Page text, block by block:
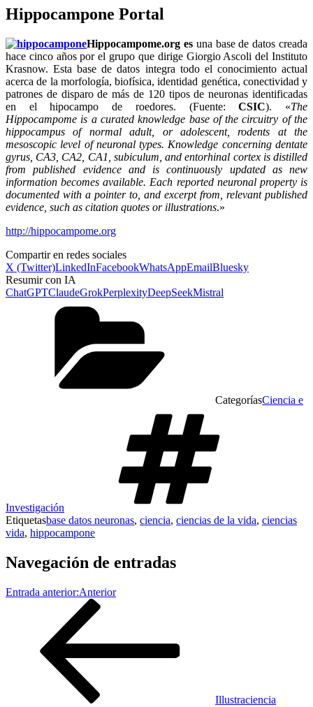
Hippocampone Portal
Hippocampome.org esuna base de datos creada
hace cinco años por el grupo que dirige Giorgio Ascoli del Instituto
Krasnow. Esta base de datos integra todo el conocimiento actual
acerca de la morfología, biofísica, identidad genética, conectividad y
patrones de disparo de más de 120 tipos de neuronas identificadas
en el hipocampo de roedores. (Fuente:CSIC). «The
Hippocampome is a curated knowledge base of the circuitry of the
hippocampus of normal adult, or adolescent, rodents at the
mesoscopic level of neuronal types. Knowledge concerning dentate
gyrus, CA3, CA2, CA1, subiculum, and entorhinal cortex is distilled
from published evidence and is continuously updated as new
information becomes available. Each reported neuronal property is
documented with a pointer to, and excerpt from, relevant published
evidence, such as citation quotes or illustrations.»
http://hippocampome.org
Compartir en redes sociales
X (Twitter)LinkedInFacebookWhatsAppEmailBluesky
Resumir con IA
ChatGPTClaudeGrokPerplexityDeepSeekMistral
CategoríasCiencia e
Investigación
Etiquetasbase datos neuronas, ciencia, ciencias de la vida, ciencias
vida, hippocampone
Navegación de entradas
Entrada anterior:Anterior
Illustraciencia